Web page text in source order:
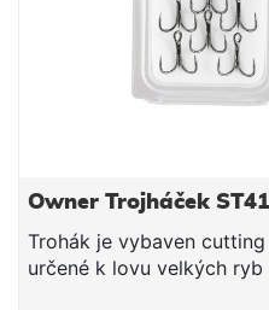
Owner Trojháček
Trohák je vybaven
určené k lovu velkých ryb